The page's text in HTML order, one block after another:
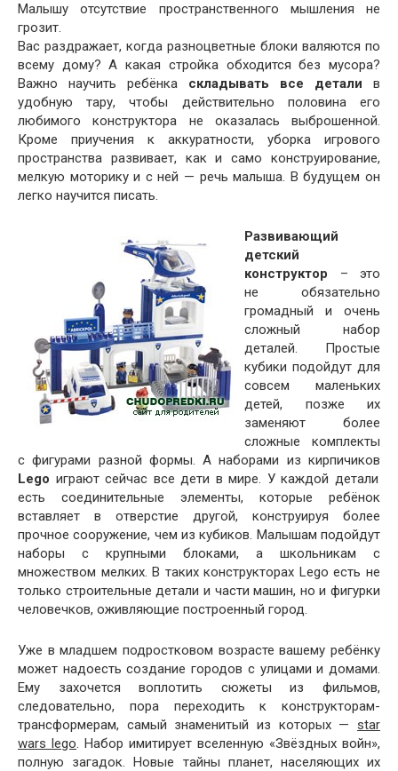
Малышу отсутствие пространственного мышления не
грозит.
Вас раздражает, когда разноцветные блоки валяются по
всему дому? А какая стройка обходится без мусора?
Важно научить ребёнка складывать все детали в
удобную тару, чтобы действительно половина его
любимого конструктора не оказалась выброшенной.
Кроме приучения к аккуратности, уборка игрового
пространства развивает, как и само конструирование,
мелкую моторику и с ней — речь малыша. В будущем он
легко научится писать.
Развивающий
детский
конструктор – это
не обязательно
громадный и очень
сложный набор
деталей. Простые
кубики подойдут для
совсем маленьких
детей, позже их
заменяют более
сложные комплекты
с фигурами разной формы. А наборами из кирпичиков
Lego играют сейчас все дети в мире. У каждой детали
есть соединительные элементы, которые ребёнок
вставляет в отверстие другой, конструируя более
прочное сооружение, чем из кубиков. Малышам подойдут
наборы с крупными блоками, а школьникам с
множеством мелких. В таких конструкторах Lego есть не
только строительные детали и части машин, но и фигурки
человечков, оживляющие построенный город.
Уже в младшем подростковом возрасте вашему ребёнку
может надоесть создание городов с улицами и домами.
Ему захочется воплотить сюжеты из фильмов,
следовательно, пора переходить к конструкторам-
трансформерам, самый знаменитый из которых — star
wars lego. Набор имитирует вселенную «Звёздных войн»,
полную загадок. Новые тайны планет, населяющих их